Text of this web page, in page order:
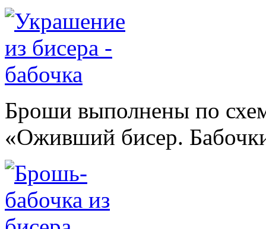
Броши выполнены по
«Оживший бисер.